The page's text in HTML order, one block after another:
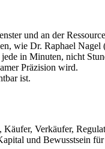
und an der
wie Dr. Raphael
in Minuten, nicht
Präzision wird.
ist.
Verkäufer,
und Bewusstsein für